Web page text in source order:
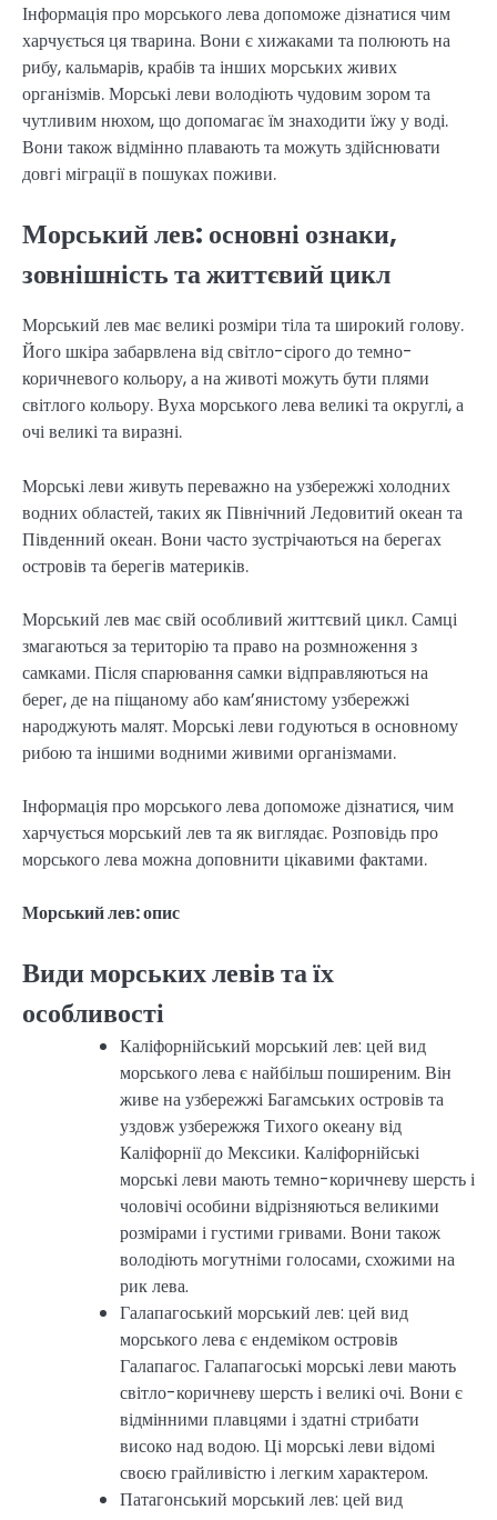
Інформація про морського лева допоможе дізнатися чим
харчується ця тварина. Вони є хижаками та полюють на
рибу, кальмарів, крабів та інших морських живих
організмів. Морські леви володіють чудовим зором та
чутливим нюхом, що допомагає їм знаходити їжу у воді.
Вони також відмінно плавають та можуть здійснювати
довгі міграції в пошуках поживи.
Морський лев: основніознаки,
зовнішність та життєвий цикл
Морський лев має великі розміри тіла та широкий голову.
Його шкіра забарвлена від світло-сірого до темно-
коричневого кольору, а на животі можуть бути плями
світлого кольору. Вуха морського лева великі та округлі, а
очі великі та виразні.
Морські леви живуть переважно на узбережжі холодних
водних областей, таких як Північний Ледовитий океан та
Південний океан. Вони часто зустрічаються на берегах
островів та берегів материків.
Морський лев має свій особливий життєвий цикл. Самці
змагаються за територію та право на розмноження з
самками. Після спарювання самки відправляються на
берег, де на піщаному або кам’янистому узбережжі
народжують малят. Морські леви годуються в основному
рибою та іншими водними живими організмами.
Інформація про морського лева допоможе дізнатися, чим
харчується морський лев та як виглядає. Розповідь про
морського лева можна доповнити цікавими фактами.
Морський лев: опис
Види морських левів та їх
особливості
Каліфорнійський морський лев: цей вид
морського лева є найбільш поширеним. Він
живе на узбережжі Багамських островів та
уздовж узбережжя Тихого океану від
Каліфорнії до Мексики. Каліфорнійські
морські леви мають темно-коричневу шерсть і
чоловічі особини відрізняються великими
розмірами і густими гривами. Вони також
володіють могутніми голосами, схожими на
рик лева.
Галапагоський морський лев: цей вид
морського лева є ендеміком островів
Галапагос. Галапагоські морські леви мають
світло-коричневу шерсть і великі очі. Вони є
відмінними плавцями і здатні стрибати
високо над водою. Ці морські леви відомі
своєю грайливістю і легким характером.
Патагонський морський лев: цей вид